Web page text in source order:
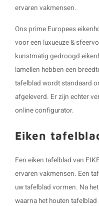
ervaren vakmensen.
Ons prime Europees
voor een luxueuze &
kunstmatig gedroogd
lamellen hebben een
tafelblad wordt standaard
afgeleverd. Er zijn echter
online configurator.
Eiken
Een eiken tafelblad van
ervaren vakmensen. Een
uw tafelblad vormen. Na
waarna het houten